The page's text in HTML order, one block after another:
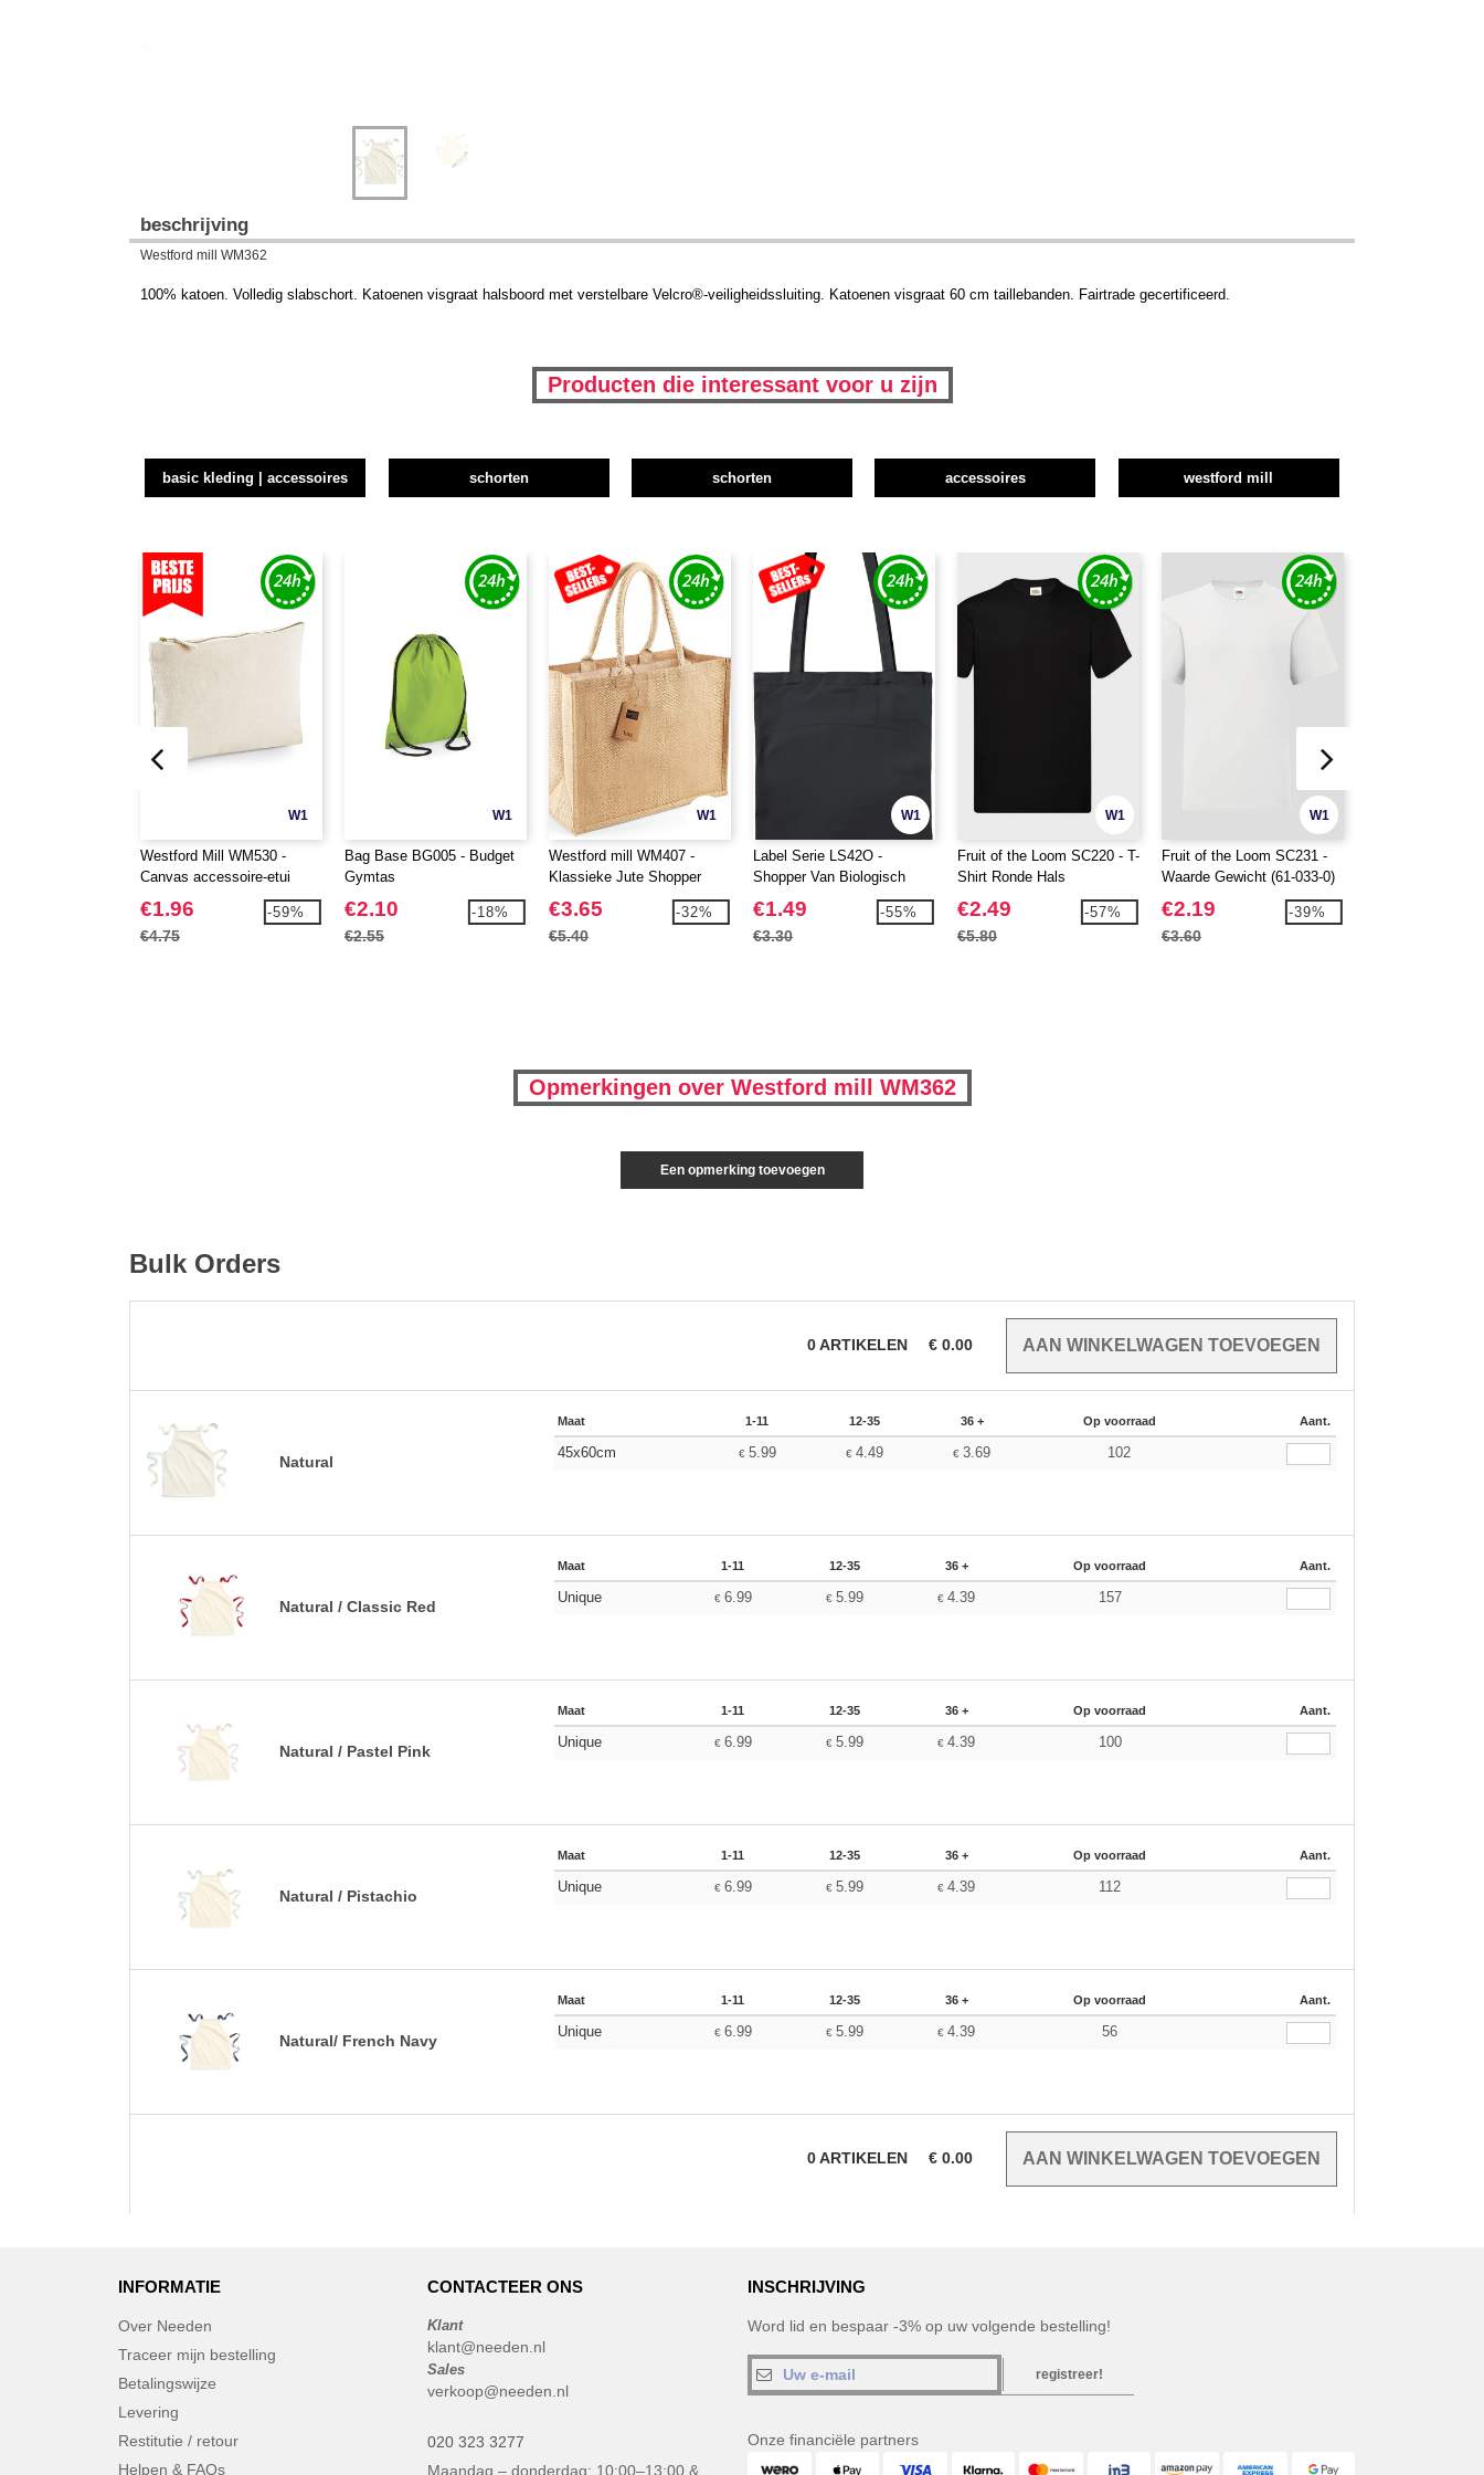
beschrijving
Westford mill WM362
100% katoen. Volledig slabschort. Katoenen visgraat halsboord met verstelbare Velcro®-veiligheidssluiting. Katoenen visgraat 60 cm taillebanden. Fairtrade gecertificeerd.
Producten die interessant voor u zijn
basic kleding | accessoires schorten schorten accessoires westford mill
W1
Westford Mill WM530 -
Canvas accessoire-etui
€1.96
€4.75
-59%
W1
Bag Base BG005 - Budget
Gymtas
€2.10
€2.55
-18%
W1
Westford mill WM407 -
Klassieke Jute Shopper
€3.65
€5.40
-32%
W1
Label Serie LS42O -
Shopper Van Biologisch
€1.49
€3.30
-55%
W1
Fruit of the Loom SC220 - T-
Shirt Ronde Hals
€2.49
€5.80
-57%
W1
Fruit of the Loom SC231 -
Waarde Gewicht (61-033-0)
€2.19
€3.60
-39%
Opmerkingen over Westford mill WM362
Een opmerking toevoegen
Bulk Orders
0ARTIKELEN € 0.00
Natural
Maat 1-11 12-35 36 + Op voorraad Aant.
45x60cm € 5.99 € 4.49 €3.69 102
Natural / Classic Red
Maat 1-11 12-35 36 + Op voorraad Aant.
Unique € 6.99 € 5.99 €4.39 157
Natural / Pastel Pink
Maat 1-11 12-35 36 + Op voorraad Aant.
Unique € 6.99 € 5.99 €4.39 100
Natural / Pistachio
Maat 1-11 12-35 36 + Op voorraad Aant.
Unique € 6.99 € 5.99 €4.39 112
Natural/ French Navy
Maat 1-11 12-35 36 + Op voorraad Aant.
Unique € 6.99 € 5.99 €4.39 56
0ARTIKELEN € 0.00
INFORMATIE
Over Needen
Traceer mijn bestelling
Betalingswijze
Levering
Restitutie / retour
Helpen & FAQs
CONTACTEER ONS
Klant
klant@needen.nl
Sales
verkoop@needen.nl
020 323 3277
Maandag – donderdag: 10:00–13:00 &
INSCHRIJVING
Word lid en bespaar -3% op uw volgende bestelling!
registreer!
Onze financiële partners